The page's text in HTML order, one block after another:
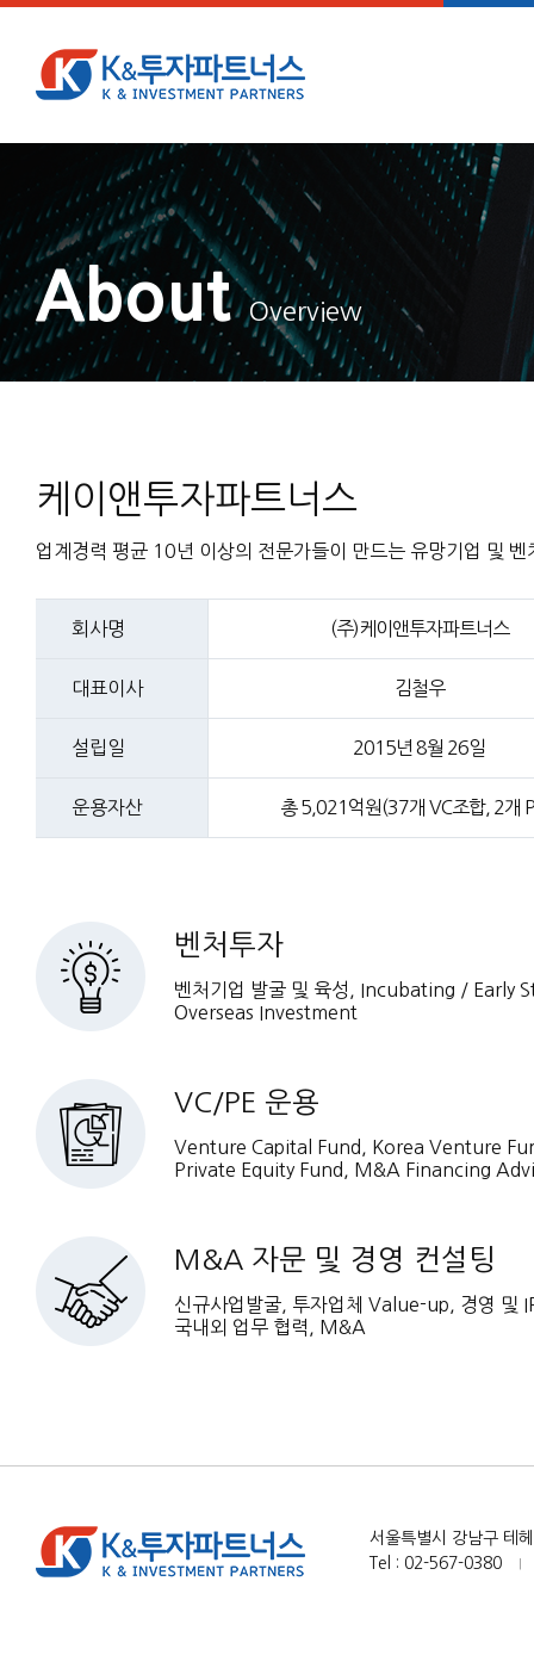
AboutOverview
케이앤투자파트너스
업계경력 평균 10년 이상의 전문가들이 만드는 유망기업 및 벤
회사명 (주)케이앤투자파트너스
대표이사 김철우
설립일 2015년 8월 26일
운용자산 총 5,021억원(37개 VC조합, 2개
벤처투자
벤처기업 발굴 및 육성, Incubating / Early
Overseas Investment
VC/PE 운용
Venture Capital Fund, Korea Venture
Private Equity Fund, M&A Financing
M&A 자문 및 경영 컨설팅
신규사업발굴, 투자업체 Value-up, 경영 및
국내외 업무 협력, M&A
서울특별시 강남구 테
Tel : 02-567-0380